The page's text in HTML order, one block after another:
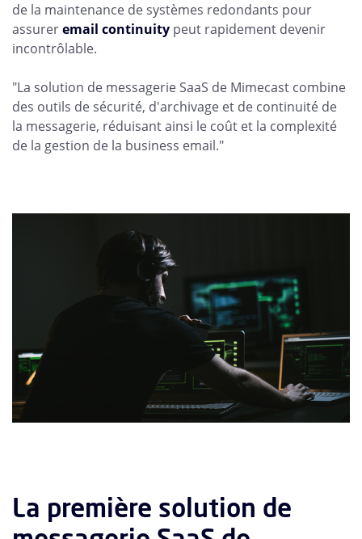
de la maintenance de systèmes redondants pour
assureremail continuity peut rapidement devenir
incontrôlable.
"La solution de messagerie SaaS de Mimecast combine
des outils de sécurité, d'archivage et de continuité de
la messagerie, réduisant ainsi le coût et la complexité
de la gestion de la business email."
La première solution de